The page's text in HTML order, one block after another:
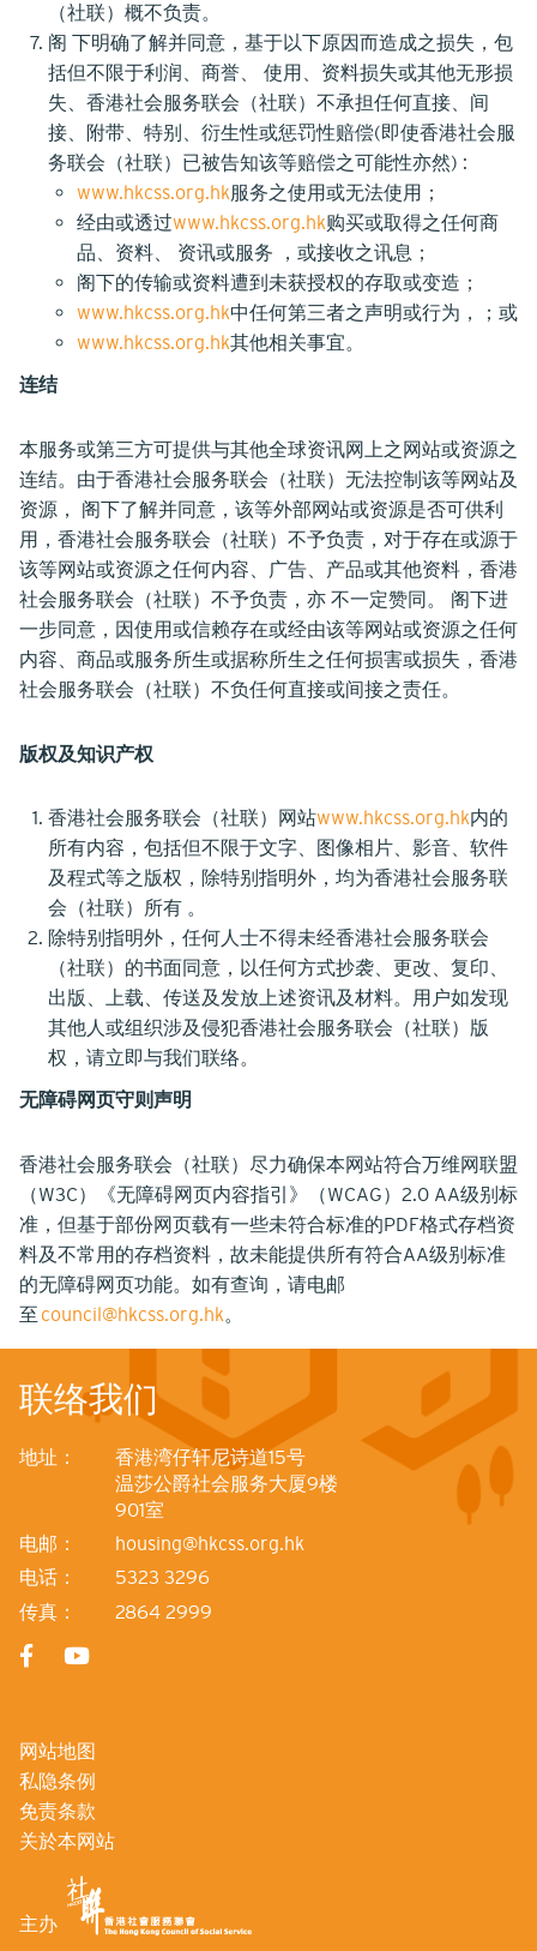
（社联）概不负责。
阁 下明确了解并同意，基于以下原因而造成之损失，包
括但不限于利润、商誉、 使用、资料损失或其他无形损
失、香港社会服务联会（社联）不承担任何直接、间
接、附带、特别、衍生性或惩罚性赔偿(即使香港社会服
务联会（社联）已被告知该等赔偿之可能性亦然) :
www.hkcss.org.hk服务之使用或无法使用；
经由或透过www.hkcss.org.hk购买或取得之任何商
品、资料、 资讯或服务 ，或接收之讯息；
阁下的传输或资料遭到未获授权的存取或变造；
www.hkcss.org.hk中任何第三者之声明或行为，；或
www.hkcss.org.hk其他相关事宜。
连结
本服务或第三方可提供与其他全球资讯网上之网站或资源之
连结。由于香港社会服务联会（社联）无法控制该等网站及
资源， 阁下了解并同意，该等外部网站或资源是否可供利
用，香港社会服务联会（社联）不予负责，对于存在或源于
该等网站或资源之任何内容、广告、产品或其他资料，香港
社会服务联会（社联）不予负责，亦 不一定赞同。 阁下进
一步同意，因使用或信赖存在或经由该等网站或资源之任何
内容、商品或服务所生或据称所生之任何损害或损失，香港
社会服务联会（社联）不负任何直接或间接之责任。
版权及知识产权
香港社会服务联会（社联）网站www.hkcss.org.hk内的
所有内容，包括但不限于文字、图像相片、影音、软件
及程式等之版权，除特别指明外，均为香港社会服务联
会（社联）所有 。
除特别指明外，任何人士不得未经香港社会服务联会
（社联）的书面同意，以任何方式抄袭、更改、复印、
出版、上载、传送及发放上述资讯及材料。用户如发现
其他人或组织涉及侵犯香港社会服务联会（社联）版
权，请立即与我们联络。
无障碍网页守则声明
香港社会服务联会（社联）尽力确保本网站符合万维网联盟
（W3C）《无障碍网页内容指引》（WCAG）2.0 AA级别标
准，但基于部份网页载有一些未符合标准的PDF格式存档资
料及不常用的存档资料，故未能提供所有符合AA级别标准
的无障碍网页功能。如有查询，请电邮
至 council@hkcss.org.hk。
联络我们
地址：
香港湾仔轩尼诗道15号
温莎公爵社会服务大厦9楼
901室
电邮：
housing@hkcss.org.hk
电话：
5323 3296
传真：
2864 2999
网站地图
私隐条例
免责条款
关於本网站
主办